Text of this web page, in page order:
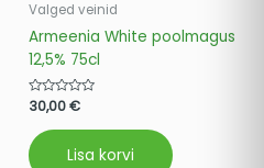
Valged veinid
Armeenia White poolmagus
12,5% 75cl
Hinnanguga
5
30,00€
Lisa korvi